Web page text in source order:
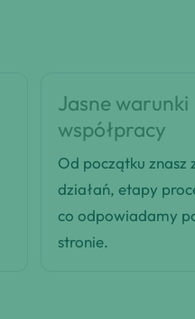
Jasne warunki
współpracy
Od początku znasz
działań, etapy
co odpowiadamy
stronie.